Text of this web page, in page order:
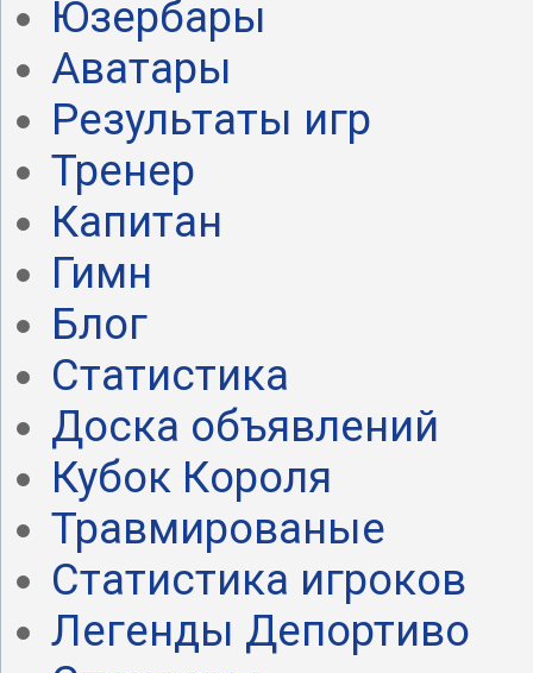
Юзербары
Аватары
Результаты игр
Тренер
Капитан
Гимн
Блог
Статистика
Доска объявлений
Кубок Короля
Травмированые
Статистика игроков
Легенды Депортиво